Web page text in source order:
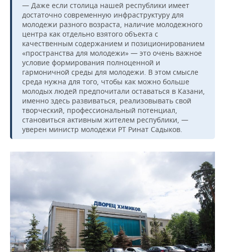
— Даже если столица нашей республики имеет
достаточно современную инфраструктуру для
молодежи разного возраста, наличие молодежного
центра как отдельно взятого объекта с
качественным содержанием и позиционированием
«пространства для молодежи» — это очень важное
условие формирования полноценной и
гармоничной среды для молодежи. В этом смысле
среда нужна для того, чтобы как можно больше
молодых людей предпочитали оставаться в Казани,
именно здесь развиваться, реализовывать свой
творческий, профессиональный потенциал,
становиться активным жителем республики, —
уверен министр молодежи РТ Ринат Садыков.